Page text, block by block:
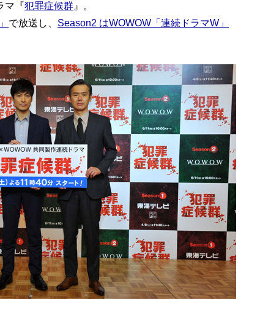
マ『犯罪症候群 』。
で放送し、 Season2 はWOWOW「連続ドラマW」